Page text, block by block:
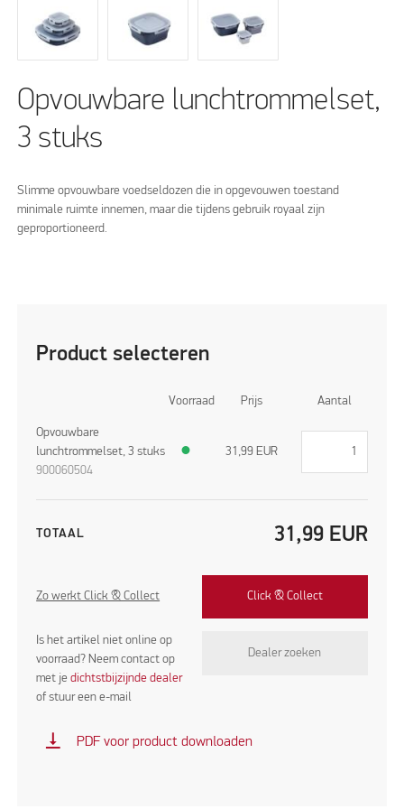
Opvouwbare lunchtrommelset,
3 stuks
Slimme opvouwbare voedseldozen die in opgevouwen toestand
minimale ruimte innemen, maar die tijdens gebruik royaal zijn
geproportioneerd.
Product selecteren
Voorraad Prijs Aantal
Opvouwbare
lunchtrommelset, 3 stuks
900060504
● 31,99 EUR
TOTAAL 31,99 EUR
Zo werkt Click & Collect Click & Collect
Is het artikel niet online op
voorraad? Neem contact op
met jedichtstbijzijnde dealer
of stuur een e-mail
Dealer zoeken
vertical_align_bottom PDF voor product downloaden